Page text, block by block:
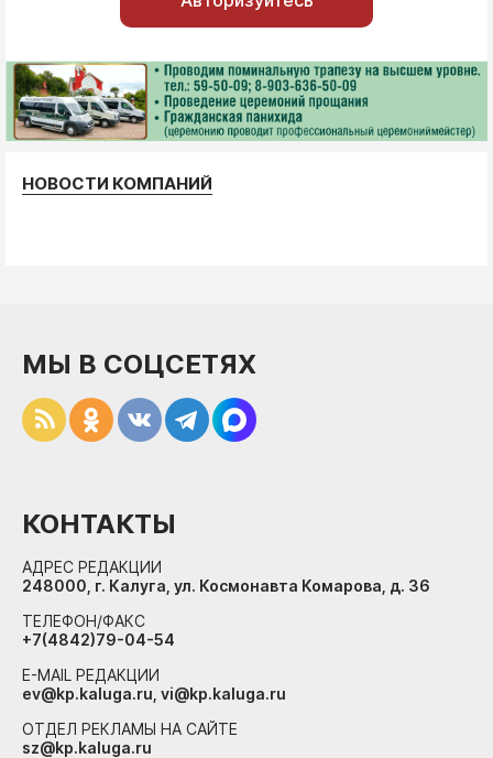
НОВОСТИ КОМПАНИЙ
МЫ В СОЦСЕТЯХ
КОНТАКТЫ
АДРЕС РЕДАКЦИИ
248000, г. Калуга, ул. Космонавта Комарова, д. 36
ТЕЛЕФОН/ФАКС
+7(4842)79-04-54
E-MAIL РЕДАКЦИИ
ev@kp.kaluga.ru, vi@kp.kaluga.ru
ОТДЕЛ РЕКЛАМЫ НА САЙТЕ
sz@kp.kaluga.ru